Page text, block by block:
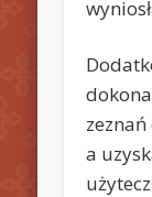
a